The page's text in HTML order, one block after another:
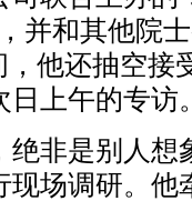
并和其他院
他还抽空接
日上午的专访
非是别人想
场调研。他